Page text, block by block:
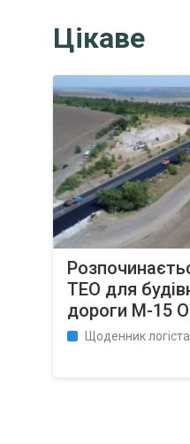
Цікаве
ТЕО для
дороги М-15
Щоденник логіста